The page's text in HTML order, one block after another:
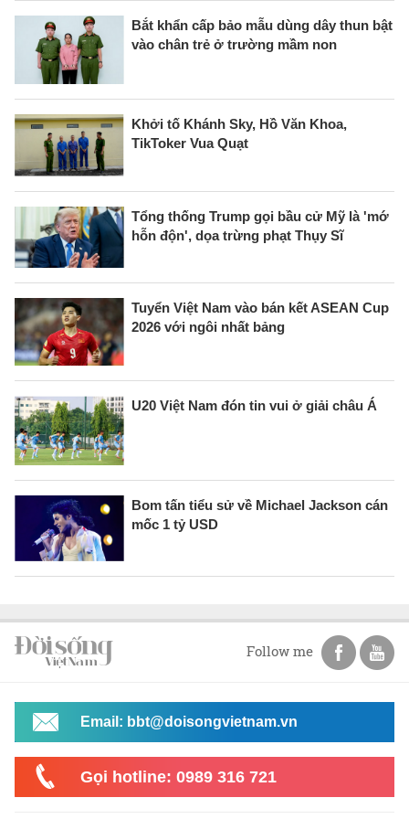
Bắt khẩn cấp bảo mẫu dùng dây thun bật
vào chân trẻ ở trường mầm non
Khởi tố Khánh Sky, Hồ Văn Khoa,
TikToker Vua Quạt
Tổng thống Trump gọi bầu cử Mỹ là 'mớ
hỗn độn', dọa trừng phạt Thụy Sĩ
Tuyển Việt Nam vào bán kết ASEAN Cup
2026 với ngôi nhất bảng
U20 Việt Nam đón tin vui ở giải châu Á
Bom tấn tiểu sử về Michael Jackson cán
mốc 1 tỷ USD
Follow me
Email: bbt@doisongvietnam.vn
Gọi hotline: 0989 316 721